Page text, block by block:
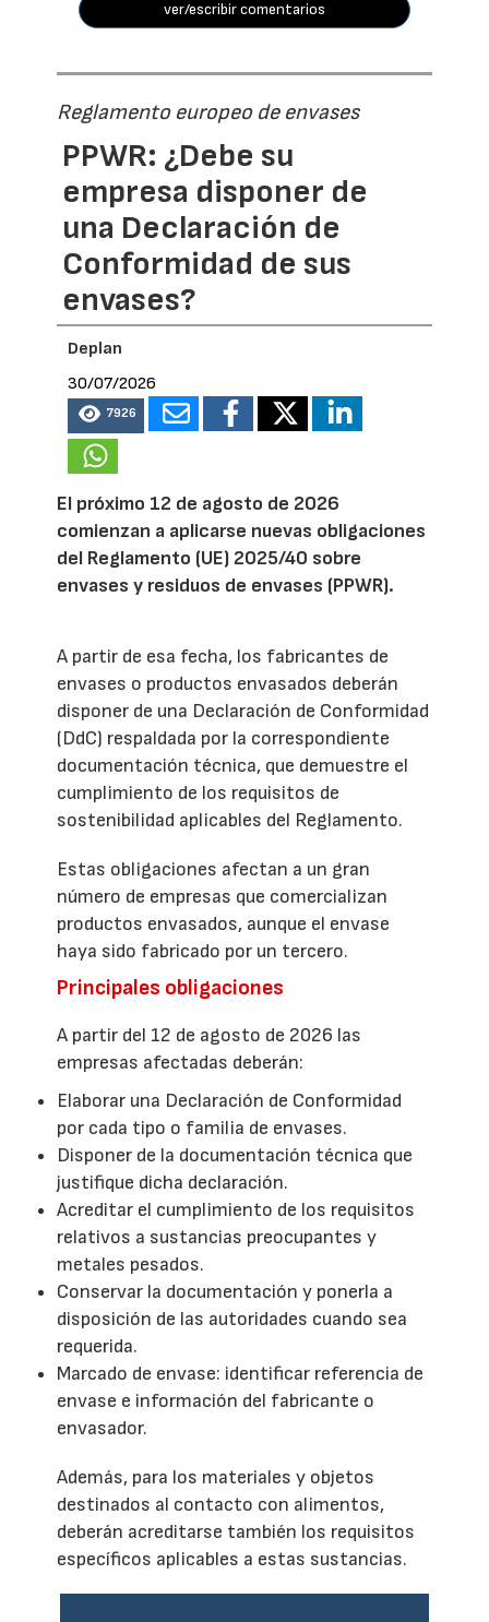
ver/escribir comentarios
Reglamento europeo de envases
PPWR: ¿Debe su
empresa disponer de
una Declaración de
Conformidad de sus
envases?
Deplan
30/07/2026
7926
El próximo 12 de agosto de 2026
comienzan a aplicarse nuevas obligaciones
del Reglamento (UE) 2025/40 sobre
envases y residuos de envases (PPWR).
A partir de esa fecha, los fabricantes de
envases o productos envasados deberán
disponer de una Declaración de Conformidad
(DdC) respaldada por la correspondiente
documentación técnica, que demuestre el
cumplimiento de los requisitos de
sostenibilidad aplicables del Reglamento.
Estas obligaciones afectan a un gran
número de empresas que comercializan
productos envasados, aunque el envase
haya sido fabricado por un tercero.
Principales obligaciones
A partir del 12 de agosto de 2026 las
empresas afectadas deberán:
Elaborar una Declaración de Conformidad
por cada tipo o familia de envases.
Disponer de la documentación técnica que
justifique dicha declaración.
Acreditar el cumplimiento de los requisitos
relativos a sustancias preocupantes y
metales pesados.
Conservar la documentación y ponerla a
disposición de las autoridades cuando sea
requerida.
Marcado de envase: identificar referencia de
envase e información del fabricante o
envasador.
Además, para los materiales y objetos
destinados al contacto con alimentos,
deberán acreditarse también los requisitos
específicos aplicables a estas sustancias.